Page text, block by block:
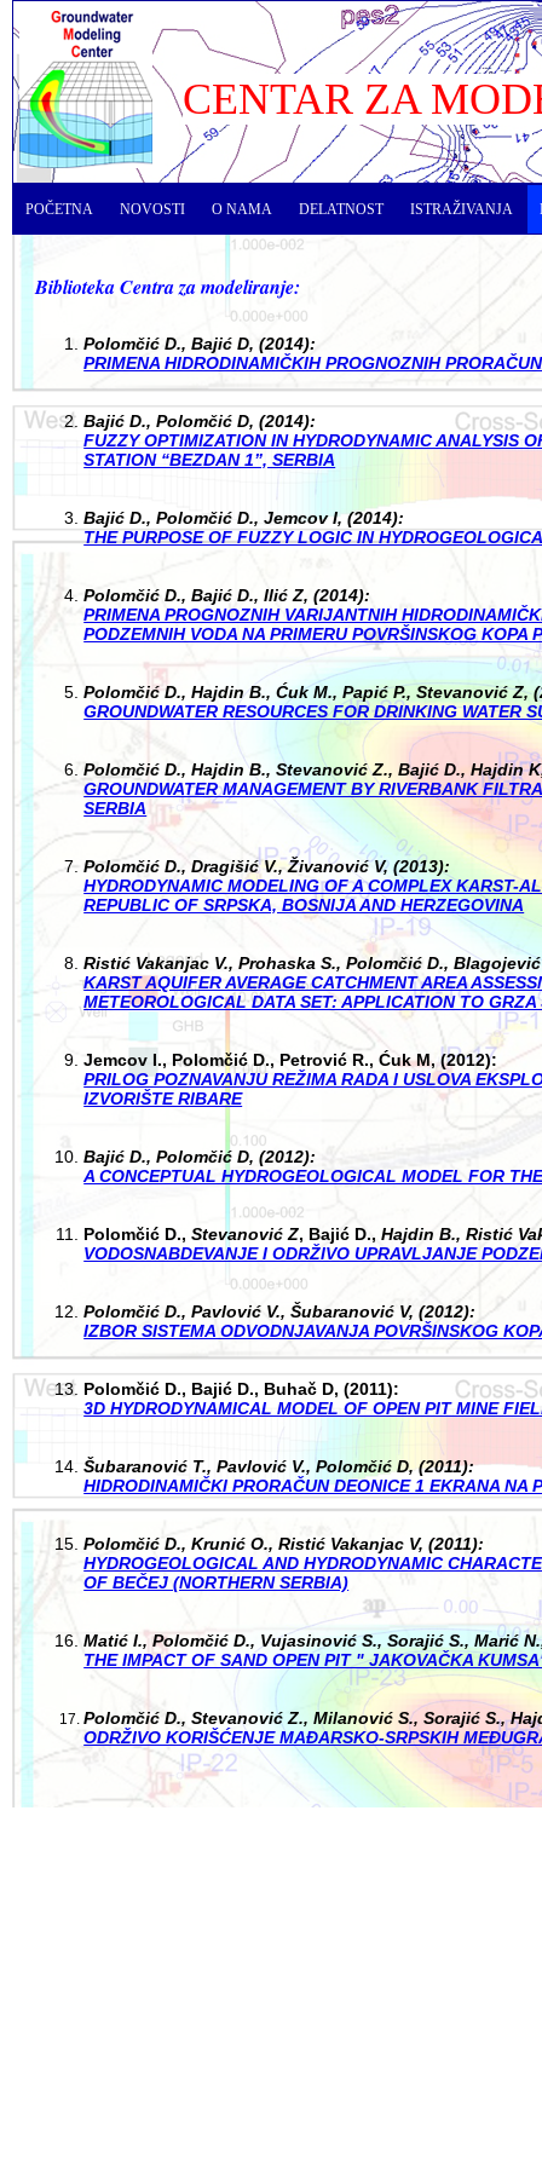
CENTAR ZA
POČETNA NOVOSTI O NAMA DELATNOST ISTRAŽIVANJA
Biblioteka Centra za modeliranje:
Polomčić D., Bajić D, (2014):
PRIMENA HIDRODINAMIČKIH PROGNOZNIH
Bajić D., Polomčić D, (2014):
FUZZY OPTIMIZATION IN HYDRODYNAMIC ANALYSIS
STATION “BEZDAN 1”, SERBIA
Bajić D., Polomčić D., Jemcov I, (2014):
THE PURPOSE OF FUZZY LOGIC IN
Polomčić D., Bajić D., Ilić Z, (2014):
PRIMENA PROGNOZNIH VARIJANTNIH
PODZEMNIH VODA NA PRIMERU POVRŠINSKOG KOPA
Polomčić D., Hajdin B., Ćuk M., Papić P., Stevanović Z,
GROUNDWATER RESOURCES FOR DRINKING WATER
Polomčić D., Hajdin B., Stevanović Z., Bajić D., Hajdin
GROUNDWATER MANAGEMENT BY RIVERBANK
SERBIA
Polomčić D., Dragišić V., Živanović V, (2013):
HYDRODYNAMIC MODELING OF A COMPLEX KARST-
REPUBLIC OF SRPSKA, BOSNIJA AND HERZEGOVINA
Ristić Vakanjac V., Prohaska S., Polomčić D.,
KARST AQUIFER AVERAGE CATCHMENT AREA
METEOROLOGICAL DATA SET: APPLICATION TO
Jemcov I., Polomčić D., Petrović R., Ćuk M, (2012):
PRILOG POZNAVANJU REŽIMA RADA I USLOVA
IZVORIŠTE RIBARE
Bajić D., Polomčić D, (2012):
A CONCEPTUAL HYDROGEOLOGICAL MODEL FOR
Polomčić D.,Stevanović Z, Bajić D.,Hajdin B., Ristić
VODOSNABDEVANJE I ODRŽIVO UPRAVLJANJE
Polomčić D., Pavlović V., Šubaranović V, (2012):
IZBOR SISTEMA ODVODNJAVANJA POVRŠINSKOG
Polomčić D., Bajić D., Buhač D, (2011):
3D HYDRODYNAMICAL MODEL OF OPEN PIT MINE
Šubaranović T., Pavlović V., Polomčić D, (2011):
HIDRODINAMIČKI PRORAČUN DEONICE 1 EKRANA NA
Polomčić D., Krunić O., Ristić Vakanjac V, (2011):
HYDROGEOLOGICAL AND HYDRODYNAMIC
OF BEČEJ (NORTHERN SERBIA)
Matić I., Polomčić D., Vujasinović S., Sorajić S., Marić
THE IMPACT OF SAND OPEN PIT " JAKOVAČKA
Polomčić D., Stevanović Z., Milanović S., Sorajić S.,
ODRŽIVO KORIŠĆENJE MAĐARSKO-SRPSKIH